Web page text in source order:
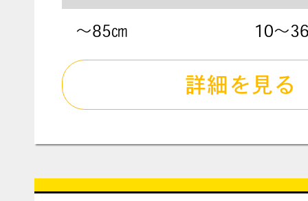
〜85㎝ 10～
詳細を見る